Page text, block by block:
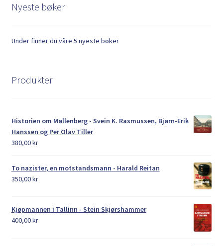
Nyeste bøker
Under finner du våre 5 nyeste bøker
Produkter
Historien om Møllenberg - Svein K. Rasmussen, Bjørn-Erik
Hanssen og Per Olav Tiller
380,00kr
To nazister, en motstandsmann - Harald Reitan
350,00kr
Kjøpmannen i Tallinn - Stein Skjørshammer
400,00kr